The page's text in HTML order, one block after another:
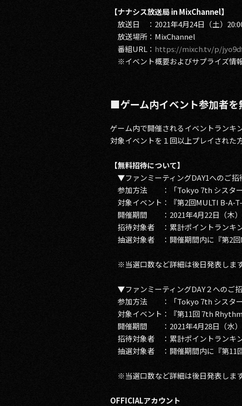
【ナナシス放送局 in MixChannel】
放送日 ：2021年4月24日（土）
放送場所：MixChannel
番組URL： https://mixch.tv/p/
※イベント概要およびサプライズ情
■ゲーム内イベント参加者を
ゲーム内で開催されるイベントランキ
対象イベントを１回以上プレイされた
【無料招待について】
▼ファンミーティングDAY1へのご
参加方法 ：「Tokyo 7th シスター
対象イベント：『第2回MULTI B-A-
開催期間 ：2021年4月22日（木）
招待対象者 ：累計ポイントランキ
抽選対象者 ：開催期間内に『第2回
※当選口数など詳細は後日発表します
▼ファンミーティングDAY２へのご
参加方法 ：「Tokyo 7th シスター
対象イベント：『第11回 7th
開催期間 ：2021年4月28日（水）
招待対象者 ：累計ポイントランキ
抽選対象者 ：開催期間内に『第11
※当選口数など詳細は後日発表します
OFFICIALアカウント